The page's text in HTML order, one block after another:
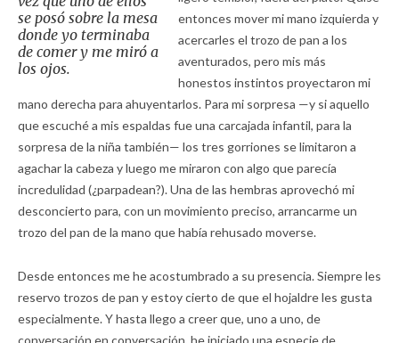
se posó sobre la mesa
donde yo terminaba
de comer y me miró a
los ojos.
entonces mover mi mano izquierda y
acercarles el trozo de pan a los
aventurados, pero mis más
honestos instintos proyectaron mi
mano derecha para ahuyentarlos. Para mi sorpresa —y si aquello
que escuché a mis espaldas fue una carcajada infantil, para la
sorpresa de la niña también— los tres gorriones se limitaron a
agachar la cabeza y luego me miraron con algo que parecía
incredulidad (¿parpadean?). Una de las hembras aprovechó mi
desconcierto para, con un movimiento preciso, arrancarme un
trozo del pan de la mano que había rehusado moverse.
Desde entonces me he acostumbrado a su presencia. Siempre les
reservo trozos de pan y estoy cierto de que el hojaldre les gusta
especialmente. Y hasta llego a creer que, uno a uno, de